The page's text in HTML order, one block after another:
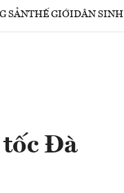
SẢNTHẾ GIỚIDÂN SINH
tốc Đà